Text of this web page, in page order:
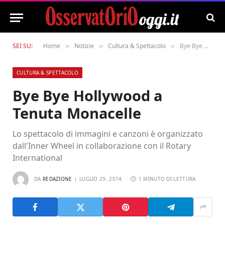
SEI SU: Home » Notizie » Cultura & Spettacolo » Bye Bye Hollywood a Tenuta Monacelle
CULTURA & SPETTACOLO
Bye Bye Hollywood a
Tenuta Monacelle
Lo spettacolo di immagini e canzoni è organizzato
dall'Inner Wheel in collaborazione con il Rotary
International
DA REDAZIONE LUGLIO 29, 2014 1 MINUTO DI LETTURA